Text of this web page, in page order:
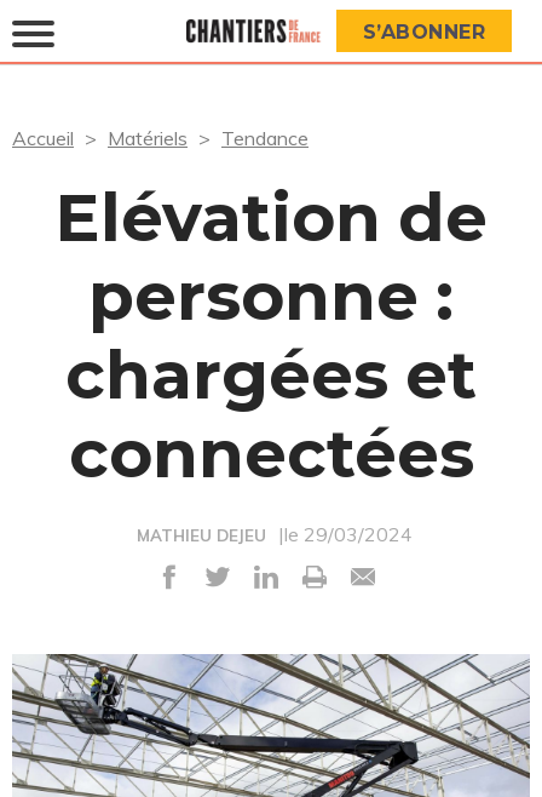
S’ABONNER
Accueil Matériels Tendance
Elévation de
personne :
chargées et
connectées
MATHIEU DEJEU |le 29/03/2024